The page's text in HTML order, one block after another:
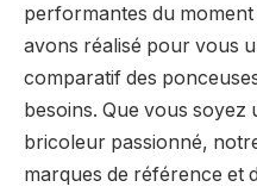
performantes du
avons réalisé pour vous
comparatif des
besoins. Que vous
bricoleur passionné,
marques de référence et